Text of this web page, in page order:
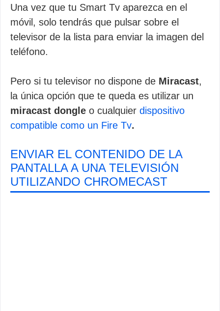
Una vez que tu Smart Tv aparezca en el
móvil, solo tendrás que pulsar sobre el
televisor de la lista para enviar la imagen del
teléfono.
Pero si tu televisor no dispone de Miracast,
la única opción que te queda es utilizar un
miracast dongle o cualquier dispositivo
compatible como un Fire Tv.
ENVIAR EL CONTENIDO DE LA
PANTALLA A UNA TELEVISIÓN
UTILIZANDO CHROMECAST